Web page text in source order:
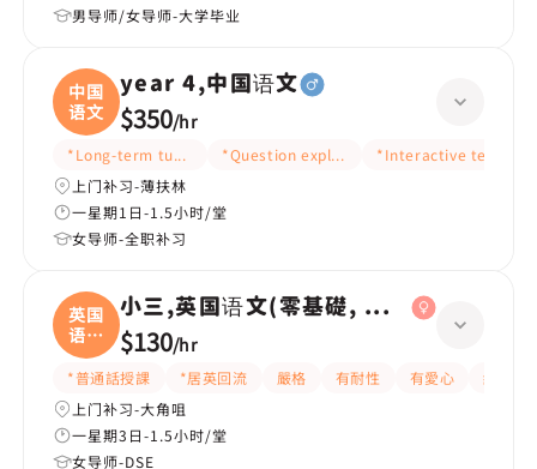
男导师/女导师-大学毕业
中国
语文
year 4,中国语文
$350/hr
*Long-term tutoring *Question explanation*Interactive teaching
上门补习-薄扶林
一星期1日-1.5小时/堂
女导师-全职补习
英国
语文
(
小三,英国语文(零基礎, 會話)
$130/hr
*普通話授課 *居英回流 嚴格 有耐性 有愛心
細心
上门补习-大角咀
一星期3日-1.5小时/堂
女导师-DSE